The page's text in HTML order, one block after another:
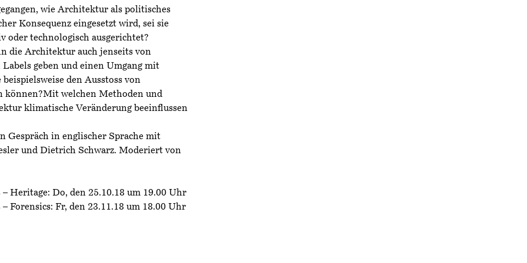
wie Architektur als politisches
Konsequenz eingesetzt wird, sei sie
oder technologisch ausgerichtet?
die Architektur auch jenseits von
geben und einen Umgang mit
den Ausstoss von
können?Mit welchen Methoden und
klimatische Veränderung beeinflussen
Gespräch in englischer Sprache mit
und Dietrich Schwarz. Moderiert von
Heritage: Do, den 25.10.18 um 19.00 Uhr
Forensics: Fr, den 23.11.18 um 18.00 Uhr